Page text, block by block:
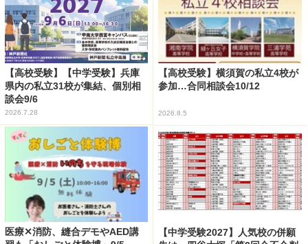
【高校受験】【中学受験】兵庫
県内の私立31校が集結、個別相
談会9/6
2026.7.28
【高校受験】横須賀の私立4校が
参加…合同相談会10/12
2026.8.5
医療✕消防、縫合デモやAED講
【中学受験2027】人気校の併願